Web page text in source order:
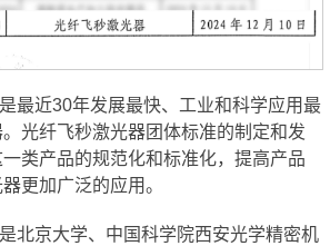
最近30年发展最快、工业和科学应用最
光纤飞秒激光器团体标准的制定和发
类产品的规范化和标准化，提高产品
更加广泛的应用。
北京大学、中国科学院西安光学精密机